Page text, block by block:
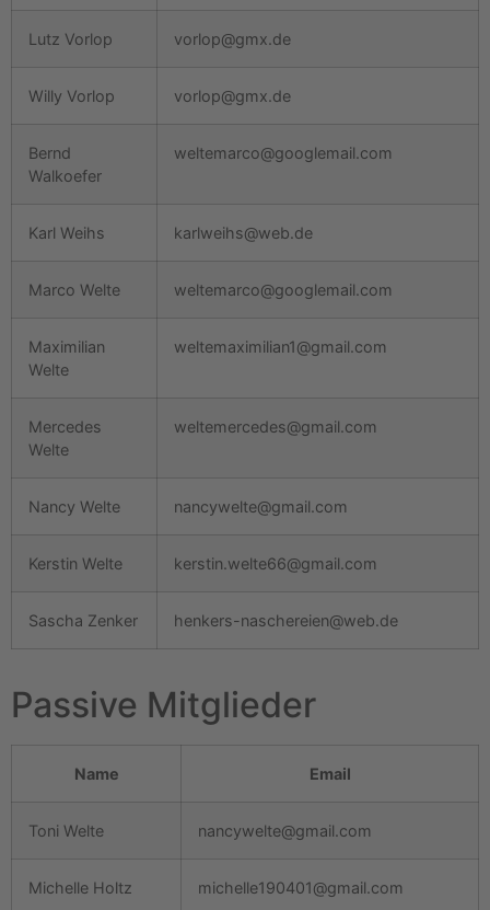
Lutz Vorlop vorlop@gmx.de
Willy Vorlop vorlop@gmx.de
Bernd
Walkoefer
weltemarco@googlemail.com
Karl Weihs karlweihs@web.de
Marco Welte weltemarco@googlemail.com
Maximilian
Welte
weltemaximilian1@gmail.com
Mercedes
Welte
weltemercedes@gmail.com
Nancy Welte nancywelte@gmail.com
Kerstin Welte kerstin.welte66@gmail.com
Sascha Zenker henkers-naschereien@web.de
Passive Mitglieder
Name Email
Toni Welte nancywelte@gmail.com
Michelle Holtz michelle190401@gmail.com